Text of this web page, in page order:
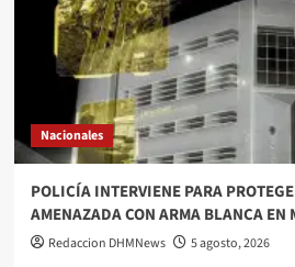
Nacionales
POLICÍA INTERVIENE PARA
AMENAZADA CON ARMA BLANCA EN
Redaccion DHMNews 5 agosto, 2026